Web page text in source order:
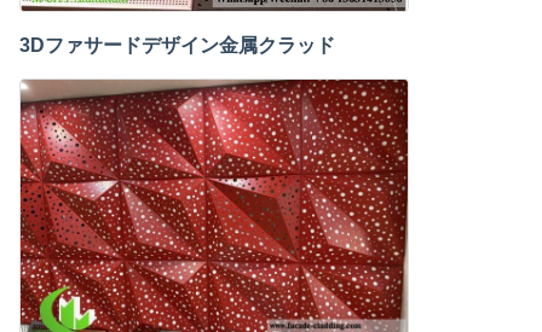
3Dファサードデザイン金属クラッド